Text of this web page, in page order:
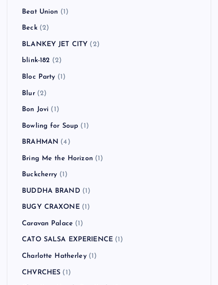
Beat Union (1)
Beck(2)
BLANKEY JET CITY (2)
blink-182 (2)
Bloc Party (1)
Blur(2)
Bon Jovi (1)
Bowling for Soup (1)
BRAHMAN (4)
Bring Me the Horizon (1)
Buckcherry (1)
BUDDHA BRAND (1)
BUGY CRAXONE(1)
Caravan Palace (1)
CATO SALSA EXPERIENCE (1)
Charlotte Hatherley(1)
CHVRCHES (1)